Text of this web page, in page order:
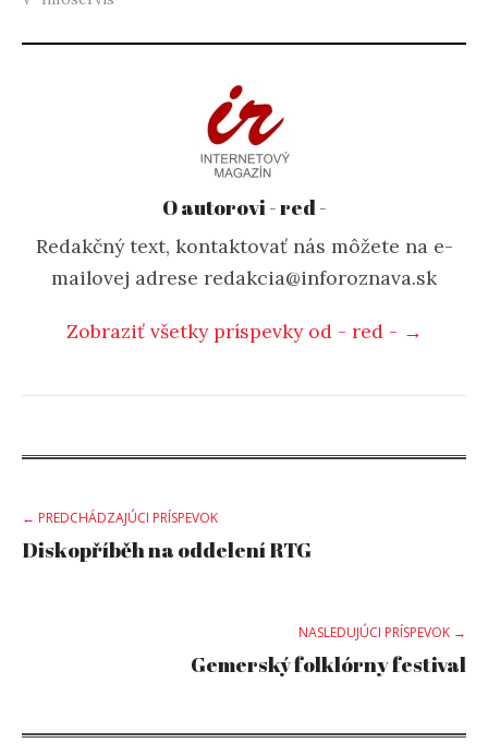
O autorovi - red -
Redakčný text, kontaktovať nás môžete na e-
mailovej adrese redakcia@inforoznava.sk
Zobraziť všetky príspevky od - red - →
Post
← PREDCHÁDZAJÚCI PRÍSPEVOK
Diskopříběh na oddelení RTG
NASLEDUJÚCI PRÍSPEVOK →
Gemerský folklórny festival